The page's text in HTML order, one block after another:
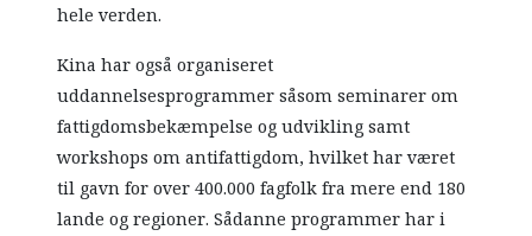
hele verden.
Kina har også organiseret
uddannelsesprogrammer såsom seminarer om
fattigdomsbekæmpelse og udvikling samt
workshops om antifattigdom, hvilket har været
til gavn for over 400.000 fagfolk fra mere end 180
lande og regioner. Sådanne programmer har i